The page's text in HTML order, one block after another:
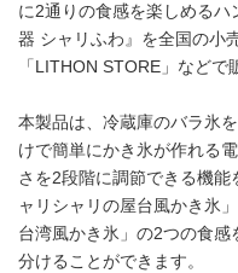
に2通りの食感を楽しめる
器 シャリふわ』を全国の小
「LITHON STORE」などで
本製品は、冷蔵庫のバラ氷
けで簡単にかき氷が作れる
さを2段階に調節できる機
ャリシャリの屋台風かき氷
台湾風かき氷」の2つの食感
分けることができます。